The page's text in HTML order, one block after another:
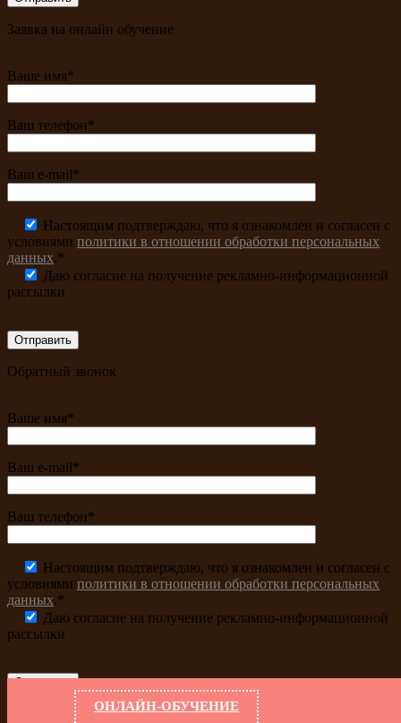
Заявка на онлайн обучение
Ваше имя*
Ваш телефон*
Ваш e-mail*
Настоящим подтверждаю, что я ознакомлен и согласен с
условиями политики в отношении обработки персональных
данных.*
Даю согласие на получение рекламно-информационной
рассылки
Обратный звонок
Ваше имя*
Ваш e-mail*
Ваш телефон*
Настоящим подтверждаю, что я ознакомлен и согласен с
условиями политики в отношении обработки персональных
данных.*
Даю согласие на получение рекламно-информационной
рассылки
ОНЛАЙН-ОБУЧЕНИЕ